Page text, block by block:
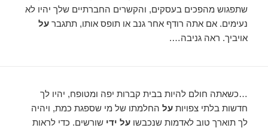
שתפגוש מהפכים בעסקים, והקשרים החברתיים שלך יהיו לא
נעימים. אם אתה רודף אחר גנב או תופס אותו, תתגברעל
אויביך. ראה גניבה….
…כשאתה חולם להיות בבית קברות יפה ומטופח, יהיו לך
חדשות בלתי צפויותעל החלמתו של מי שספגת כמת, ויהיה
לך תוארך טוב לאדמות שנכבשועל ידי שורשים. כדי לראות